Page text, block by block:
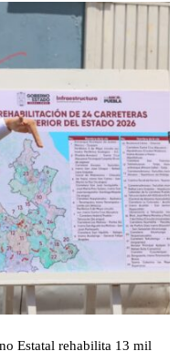
Estatal rehabilita 13 mil